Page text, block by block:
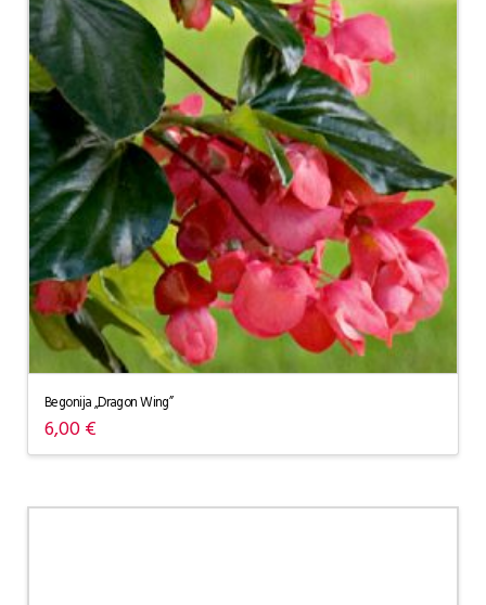
Begonija „Dragon Wing”
6,00€